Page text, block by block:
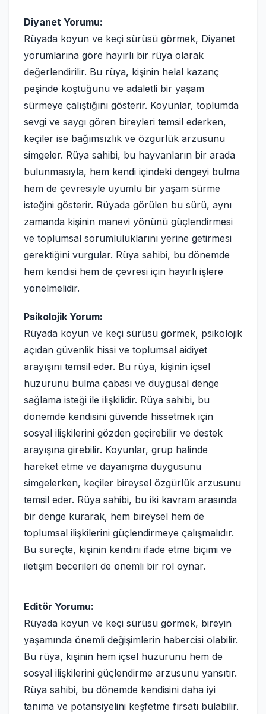
Diyanet Yorumu:
Rüyada koyun ve keçi sürüsü görmek, Diyanet
yorumlarına göre hayırlı bir rüya olarak
değerlendirilir. Bu rüya, kişinin helal kazanç
peşinde koştuğunu ve adaletli bir yaşam
sürmeye çalıştığını gösterir. Koyunlar, toplumda
sevgi ve saygı gören bireyleri temsil ederken,
keçiler ise bağımsızlık ve özgürlük arzusunu
simgeler. Rüya sahibi, bu hayvanların bir arada
bulunmasıyla, hem kendi içindeki dengeyi bulma
hem de çevresiyle uyumlu bir yaşam sürme
isteğini gösterir. Rüyada görülen bu sürü, aynı
zamanda kişinin manevi yönünü güçlendirmesi
ve toplumsal sorumluluklarını yerine getirmesi
gerektiğini vurgular. Rüya sahibi, bu dönemde
hem kendisi hem de çevresi için hayırlı işlere
yönelmelidir.
Psikolojik Yorum:
Rüyada koyun ve keçi sürüsü görmek, psikolojik
açıdan güvenlik hissi ve toplumsal aidiyet
arayışını temsil eder. Bu rüya, kişinin içsel
huzurunu bulma çabası ve duygusal denge
sağlama isteği ile ilişkilidir. Rüya sahibi, bu
dönemde kendisini güvende hissetmek için
sosyal ilişkilerini gözden geçirebilir ve destek
arayışına girebilir. Koyunlar, grup halinde
hareket etme ve dayanışma duygusunu
simgelerken, keçiler bireysel özgürlük arzusunu
temsil eder. Rüya sahibi, bu iki kavram arasında
bir denge kurarak, hem bireysel hem de
toplumsal ilişkilerini güçlendirmeye çalışmalıdır.
Bu süreçte, kişinin kendini ifade etme biçimi ve
iletişim becerileri de önemli bir rol oynar.
Editör Yorumu:
Rüyada koyun ve keçi sürüsü görmek, bireyin
yaşamında önemli değişimlerin habercisi olabilir.
Bu rüya, kişinin hem içsel huzurunu hem de
sosyal ilişkilerini güçlendirme arzusunu yansıtır.
Rüya sahibi, bu dönemde kendisini daha iyi
tanıma ve potansiyelini keşfetme fırsatı bulabilir.